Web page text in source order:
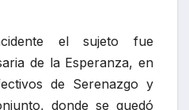
botadero de Rumiallana